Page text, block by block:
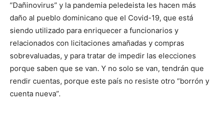
“Dañinovirus” y la pandemia peledeista les hacen más
daño al pueblo dominicano que el Covid-19, que está
siendo utilizado para enriquecer a funcionarios y
relacionados con licitaciones amañadas y compras
sobrevaluadas, y para tratar de impedir las elecciones
porque saben que se van. Y no solo se van, tendrán que
rendir cuentas, porque este país no resiste otro “borrón y
cuenta nueva”.